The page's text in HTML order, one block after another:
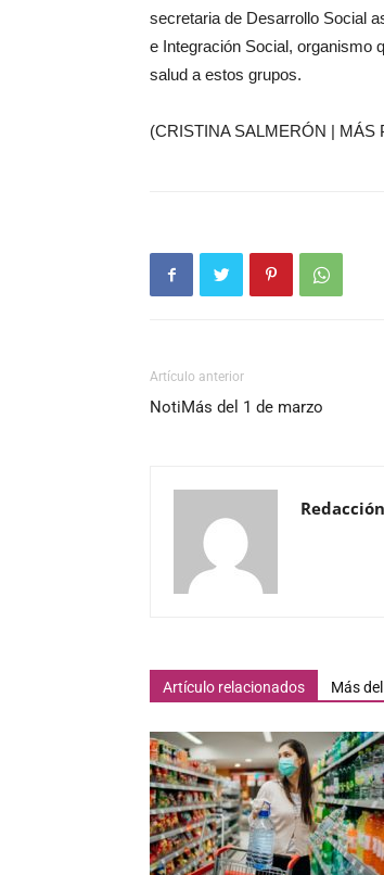
secretaria de Desarrollo Social
e Integración Social, organismo
salud a estos grupos.
(CRISTINA SALMERÓN | MÁS
Artículo anterior
NotiMás del 1 de marzo
Redacción
Artículo relacionados Más